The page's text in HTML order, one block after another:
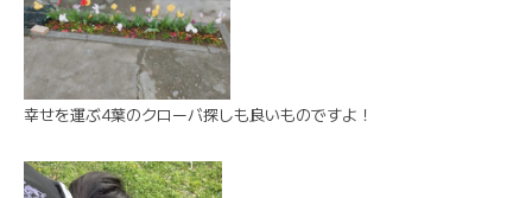
幸せを運ぶ4葉のクローバ探しも良いものですよ！